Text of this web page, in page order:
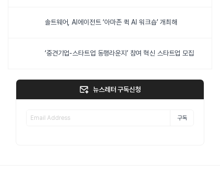
솔트웨어, AI에이전트 ‘아마존 퀵 AI 워크숍’ 개최해
‘중견기업-스타트업 동행라운지’ 참여 혁신 스타트업 모집
뉴스레터 구독신청
구독